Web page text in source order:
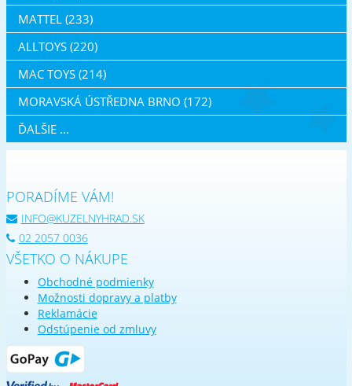
MATTEL (233)
ALLTOYS (220)
MAC TOYS (214)
MORAVSKÁ ÚSTŘEDNA BRNO (172)
ĎALŠIE ...
PORADÍME VÁM!
INFO@KUZELNYHRAD.SK
02 2057 0036
VŠETKO O NÁKUPE
Obchodné podmienky
Možnosti dopravy a platby
Reklamácie
Odstúpenie od zmluvy